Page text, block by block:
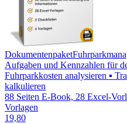
Dokumentenpaket
Aufgaben und Kennzahlen für
Fuhrparkkosten analysieren ▪
kalkulieren
88 Seiten E-Book, 28 Excel-
Vorlagen
19,80